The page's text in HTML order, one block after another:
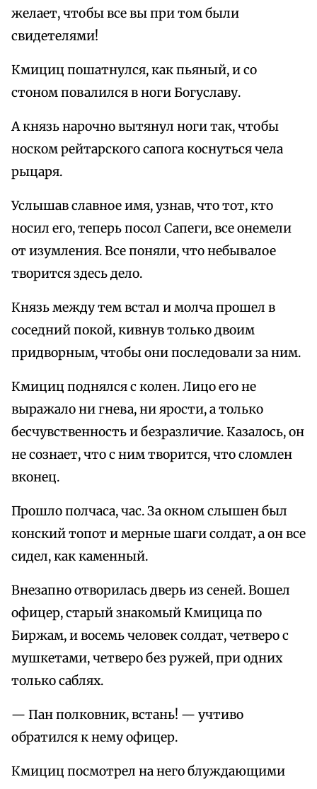
желает, чтобы все вы при том были
свидетелями!
Кмициц пошатнулся, как пьяный, и со
стоном повалился в ноги Богуславу.
А князь нарочно вытянул ноги так, чтобы
носком рейтарского сапога коснуться чела
рыцаря.
Услышав славное имя, узнав, что тот, кто
носил его, теперь посол Сапеги, все онемели
от изумления. Все поняли, что небывалое
творится здесь дело.
Князь между тем встал и молча прошел в
соседний покой, кивнув только двоим
придворным, чтобы они последовали за ним.
Кмициц поднялся с колен. Лицо его не
выражало ни гнева, ни ярости, а только
бесчувственность и безразличие. Казалось, он
не сознает, что с ним творится, что сломлен
вконец.
Прошло полчаса, час. За окном слышен был
конский топот и мерные шаги солдат, а он все
сидел, как каменный.
Внезапно отворилась дверь из сеней. Вошел
офицер, старый знакомый Кмицица по
Биржам, и восемь человек солдат, четверо с
мушкетами, четверо без ружей, при одних
только саблях.
— Пан полковник, встань! — учтиво
обратился к нему офицер.
Кмициц посмотрел на него блуждающими